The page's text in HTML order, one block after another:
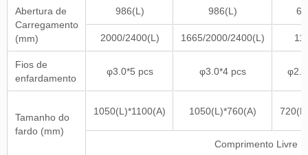
Abertura de
Carregamento
(mm)
986(L) 986(L)
2000/2400(L) 1665/2000/2400(L)
Fios de
enfardamento
φ3.0*5 pcs φ3.0*4 pcs
Tamanho do
fardo (mm)
1050(L)*1100(A) 1050(L)*760(A)
Comprimento Livre